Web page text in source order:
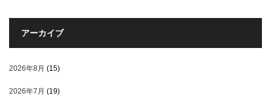
アーカイブ
2026年8月 (15)
2026年7月 (19)